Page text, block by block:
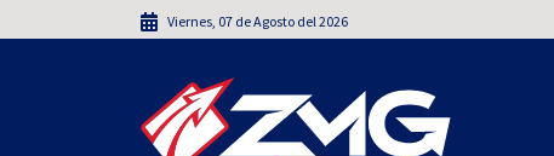
Viernes, 07 deAgosto del 2026